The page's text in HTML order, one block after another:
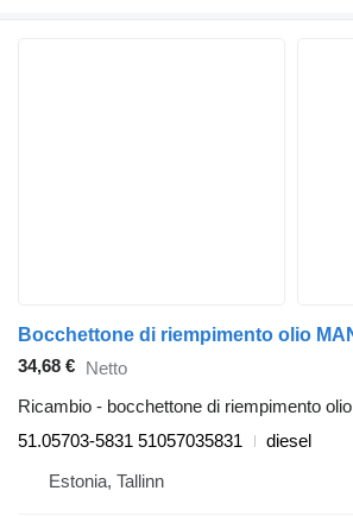
34,68 € Netto
Ricambio - bocchettone di riempimento olio
51.05703-5831 51057035831
diesel
Estonia, Tallinn